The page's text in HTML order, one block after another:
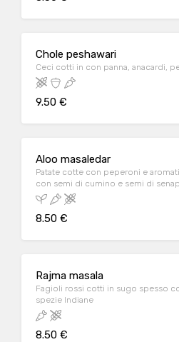
Chole peshawari
Ceci cotti in con panna, anacardi,
9.50 €
Aloo masaledar
Patate cotte con peperoni e
con semi di cumino e semi di
8.50 €
Rajma masala
Fagioli rossi cotti in sugo spesso
spezie Indiane
8.50 €